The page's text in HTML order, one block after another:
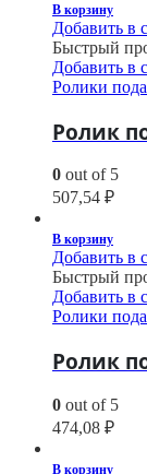
В корзину
Добавить в
Быстрый
Добавить в
Ролики
Ролик
0 out of 5
507,54 ₽
В корзину
Добавить в
Быстрый
Добавить в
Ролики
Ролик
0 out of 5
474,08 ₽
В корзину